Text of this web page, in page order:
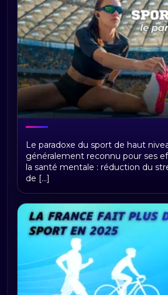
Santé mentale des
pourquoi la performance
les bienfaits
Le paradoxe du sport de haut
généralement reconnu pour ses
la santé mentale : réduction du
de [...]